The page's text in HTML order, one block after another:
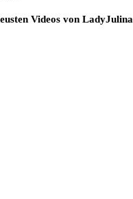
Videos von LadyJulina